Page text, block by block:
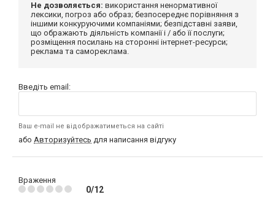
Не дозволяється: використання ненормативної
лексики, погроз або образ; безпосереднє порівняння з
іншими конкуруючими компаніями; безпідставні заяви,
що ображають діяльність компанії і / або її послуги;
розміщення посилань на сторонні інтернет-ресурси;
реклама та самореклама.
Введіть email:
Ваш e-mail не відображатиметься на сайті
або Авторизуйтесь для написання відгуку
Враження
0/12